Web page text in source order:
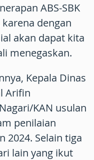
ABS-SBK
dengan
akan dapat kita
menegaskan.
Kepala Dinas
Arifin
KAN usulan
penilaian
2024. Selain tiga
lain yang ikut